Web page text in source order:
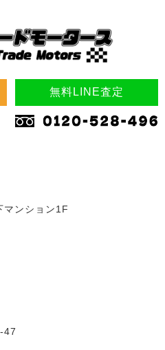
無料LINE査定
ンション1F
47